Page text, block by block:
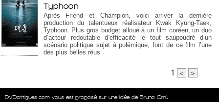
Typhoon
Après Friend et Champion, voici arriver la dernière
production du talentueux réalisateur Kwak Kyung-Taek,
Typhoon. Plus gros budget alloué à un film coréen, un duo
d’acteur redoutable d’efficacité le tout saupoudré d’un
scénario politique sujet à polémique, font de ce film l’une
des plus belles réus
1 < >
DVDcritiques.com vous est proposé sur une idée de Bruno Orrú